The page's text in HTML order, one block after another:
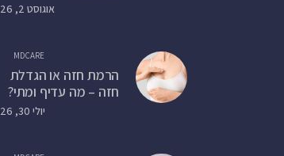
אוגוסט 2, 2026
MDCARE
הרמת חזה או הגדלת
חזה – מה עדיף ומתי?
יולי 30, 2026